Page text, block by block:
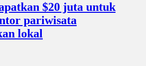
$20 juta untuk
pariwisata
lokal